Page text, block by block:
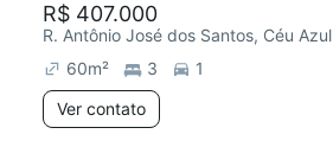
R$ 407.000
R. Antônio José dos Santos, Céu Azul
60m² 3
1
Ver contato